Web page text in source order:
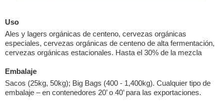
Uso
Ales y lagers orgánicas de centeno, cervezas orgánicas
especiales, cervezas orgánicas de centeno de alta fermentación,
cervezas orgánicas estacionales. Hasta el 30% de la mezcla
Embalaje
Sacos (25kg, 50kg); Big Bags (400 - 1,400kg). Cualquier tipo de
embalaje – en contenedores 20’ o 40’ para las exportaciones.